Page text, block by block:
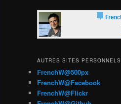
AUTRES SITES PERSONNELS
FrenchW@500px
FrenchW@Facebook
FrenchW@Flickr